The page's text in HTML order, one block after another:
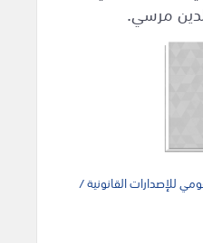
مرسي.
للإصدارات القانونية /